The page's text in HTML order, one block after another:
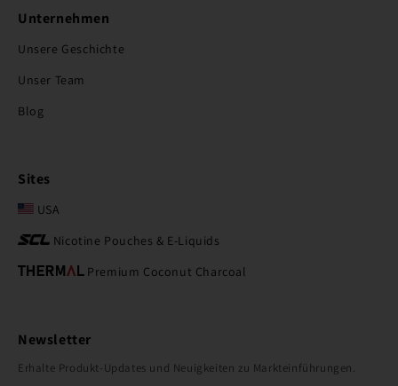
Unternehmen
Unsere Geschichte
Unser Team
Blog
Sites
USA
Nicotine Pouches & E-Liquids
Premium Coconut Charcoal
Newsletter
Erhalte Produkt-Updates und Neuigkeiten zu Markteinführungen.